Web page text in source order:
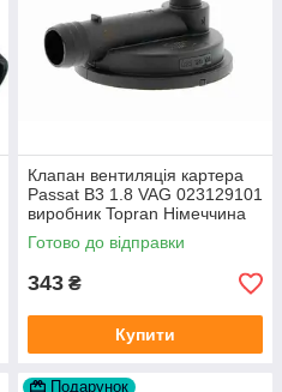
Клапан вентиляція картера
Passat B3 1.8 VAG 023129101
виробник Topran Німеччина
Готово до відправки
343 ₴
Купити
Подарунок